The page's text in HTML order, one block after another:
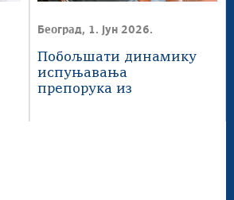
Београд, 1. јун 2026.
Побољшати динамику
испуњавања
препорука из